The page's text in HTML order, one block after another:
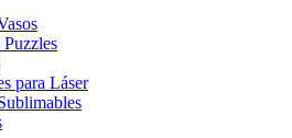
Puzzles
para Láser